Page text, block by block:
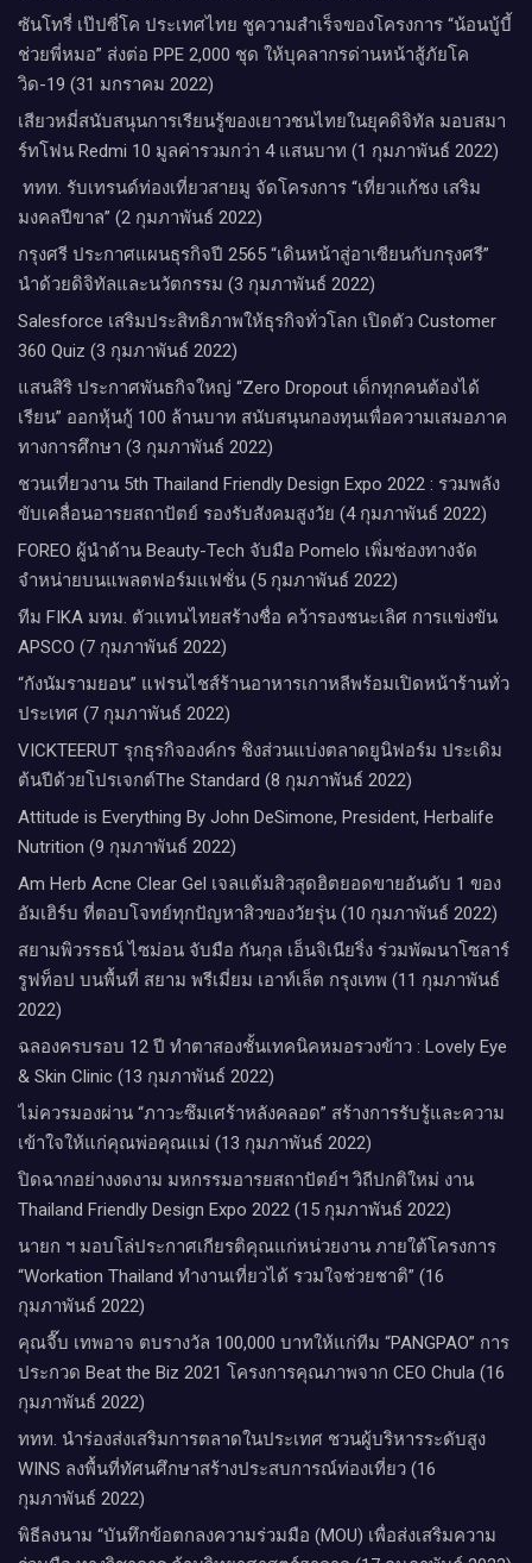
ซันโทรี่ เป๊ปซี่โค ประเทศไทย ชูความสำเร็จของโครงการ “น้อนบู้บี้
ช่วยพี่หมอ” ส่งต่อ PPE 2,000 ชุด ให้บุคลากรด่านหน้าสู้ภัยโค
วิด-19 (31 มกราคม 2022)
เสียวหมี่สนับสนุนการเรียนรู้ของเยาวชนไทยในยุคดิจิทัล มอบสมา
ร์ทโฟน Redmi 10 มูลค่ารวมกว่า 4 แสนบาท (1 กุมภาพันธ์ 2022)
ททท. รับเทรนด์ท่องเที่ยวสายมู จัดโครงการ “เที่ยวแก้ชง เสริม
มงคลปีขาล” (2 กุมภาพันธ์ 2022)
กรุงศรี ประกาศแผนธุรกิจปี 2565 “เดินหน้าสู่อาเซียนกับกรุงศรี”
นำด้วยดิจิทัลและนวัตกรรม (3 กุมภาพันธ์ 2022)
Salesforce เสริมประสิทธิภาพให้ธุรกิจทั่วโลก​ ​เปิดตัว Customer
360 Quiz (3 กุมภาพันธ์ 2022)
แสนสิริ ประกาศพันธกิจใหญ่ “Zero Dropout เด็กทุกคนต้องได้
เรียน” ออกหุ้นกู้ 100 ล้านบาท สนับสนุนกองทุนเพื่อความเสมอภาค
ทางการศึกษา (3 กุมภาพันธ์ 2022)
ชวนเที่ยวงาน 5th Thailand Friendly Design Expo 2022 : รวมพลัง
ขับเคลื่อนอารยสถาปัตย์ รองรับสังคมสูงวัย (4 กุมภาพันธ์ 2022)
FOREO ผู้นำด้าน Beauty-Tech จับมือ Pomelo เพิ่มช่องทางจัด
จำหน่ายบนแพลตฟอร์มแฟชั่น (5 กุมภาพันธ์ 2022)
ทีม FIKA มทม. ตัวแทนไทยสร้างชื่อ คว้ารองชนะเลิศ การแข่งขัน
APSCO (7 กุมภาพันธ์ 2022)
“กังนัมรามยอน” แฟรนไชส์ร้านอาหารเกาหลีพร้อมเปิดหน้าร้านทั่ว
ประเทศ (7 กุมภาพันธ์ 2022)
VICKTEERUT รุกธุรกิจองค์กร ชิงส่วนแบ่งตลาดยูนิฟอร์ม​ ประเดิม
ต้นปีด้วยโปรเจกต์The Standard (8 กุมภาพันธ์ 2022)
Attitude is Everything By John DeSimone, President, Herbalife
Nutrition (9 กุมภาพันธ์ 2022)
Am Herb Acne Clear Gel เจลแต้มสิวสุดฮิตยอดขายอันดับ 1 ของ
อัมเฮิร์บ ที่ตอบโจทย์ทุกปัญหาสิวของวัยรุ่น (10 กุมภาพันธ์ 2022)
สยามพิวรรธน์ ไซม่อน จับมือ กันกุล เอ็นจิเนียริ่ง ร่วมพัฒนาโซลาร์
รูฟท็อป บนพื้นที่ สยาม พรีเมี่ยม เอาท์เล็ต กรุงเทพ (11 กุมภาพันธ์
2022)
ฉลองครบรอบ 12 ปี ทำตาสองชั้นเทคนิคหมอรวงข้าว : Lovely Eye
& Skin Clinic (13 กุมภาพันธ์ 2022)
ไม่ควรมองผ่าน “ภาวะซึมเศร้าหลังคลอด” สร้างการรับรู้และความ
เข้าใจให้แก่คุณพ่อคุณแม่ (13 กุมภาพันธ์ 2022)
ปิดฉากอย่าง​งดงาม​ มหกรรมอารยสถาปัตย์ฯ วิถีปกติใหม่ งาน
Thailand Friendly Design Expo 2022 (15 กุมภาพันธ์ 2022)
นายก ฯ มอบโล่ประกาศเกียรติคุณแก่หน่วยงาน ภายใต้โครงการ
“Workation Thailand ทํางานเที่ยวได้ รวมใจช่วยชาติ” (16
กุมภาพันธ์ 2022)
คุณจี๊บ เทพอาจ ตบรางวัล 100,000 บาทให้แก่ทีม “PANGPAO” การ
ประกวด Beat the Biz 2021 โครงการคุณภาพจาก CEO Chula (16
กุมภาพันธ์ 2022)
ททท. นำร่องส่งเสริมการตลาดในประเทศ ชวนผู้บริหารระดับสูง
WINS ลงพื้นที่ทัศนศึกษาสร้างประสบการณ์ท่องเที่ยว (16
กุมภาพันธ์ 2022)
พิธีลงนาม “บันทึกข้อตกลงความร่วมมือ (MOU) เพื่อส่งเสริมความ